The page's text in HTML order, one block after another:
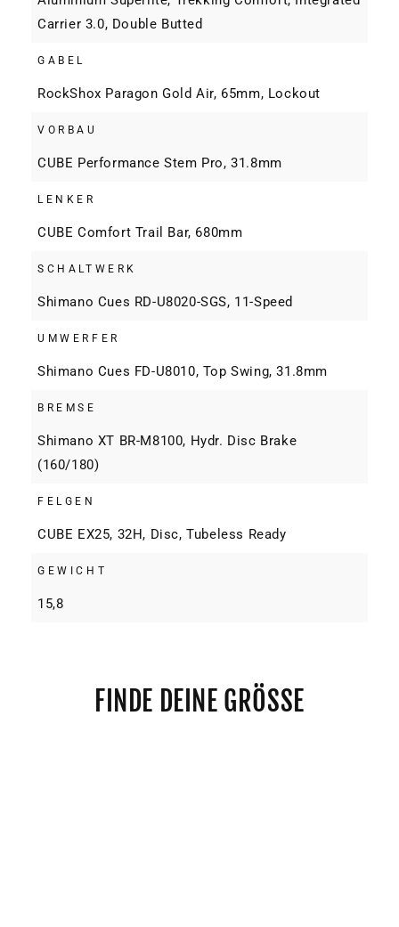
Carrier 3.0, Double Butted
GABEL
RockShox Paragon Gold Air, 65mm, Lockout
VORBAU
CUBE Performance Stem Pro, 31.8mm
LENKER
CUBE Comfort Trail Bar, 680mm
SCHALTWERK
Shimano Cues RD-U8020-SGS, 11-Speed
UMWERFER
Shimano Cues FD-U8010, Top Swing, 31.8mm
BREMSE
Shimano XT BR-M8100, Hydr. Disc Brake
(160/180)
FELGEN
CUBE EX25, 32H, Disc, Tubeless Ready
GEWICHT
15,8
FINDE DEINE GRÖSSE